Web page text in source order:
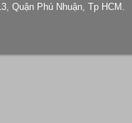
Quận Phú Nhuận, Tp HCM.